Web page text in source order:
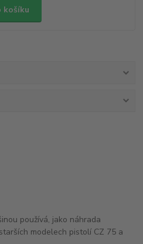
košíku
používá, jako náhrada
modelech pistolí CZ 75 a